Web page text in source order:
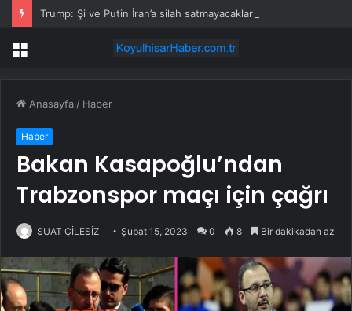
Trump: Şi ve Putin İran’a silah satmayacaklarını söyledi
Menü
Anasayfa / Haber
Haber
Bakan Kasapoğlu’ndan
Trabzonspor maçı için çağrı
SUAT ÇİLESİZ Şubat 15, 2023 0 8 Bir dakikadan az